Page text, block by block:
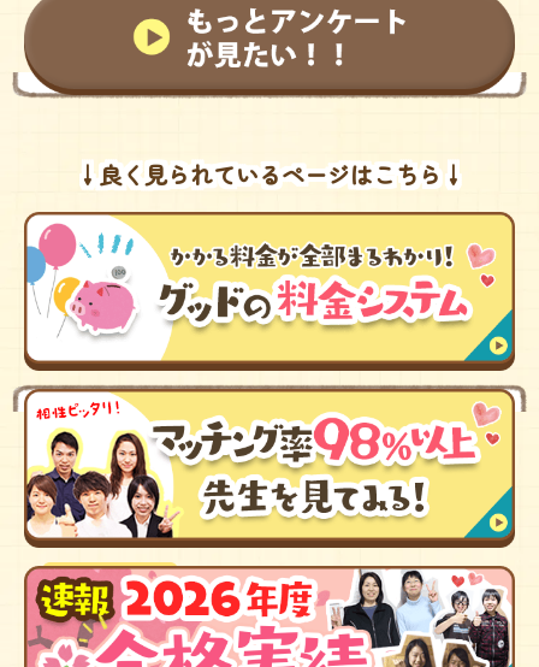
体験授業を受けてみる
国公立大学
かな先生
夢
薬剤師
趣味
読書、スノーボード
勉強をするにあたり、大切なのは量ではなくやり方だと思います。中・高で
は試験勉強のスタートが周りの皆よりも遅かったのですが、どのように勉強
↓良く見られているページはこちら↓